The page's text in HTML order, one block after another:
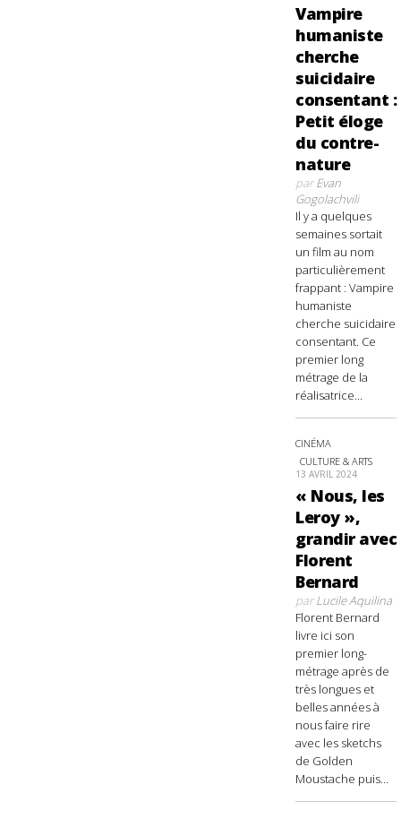
Vampire
humaniste
cherche
suicidaire
consentant :
Petit éloge
du contre-
nature
parEvan
Gogolachvili
Il y a quelques
semaines sortait
un film au nom
particulièrement
frappant : Vampire
humaniste
cherche suicidaire
consentant. Ce
premier long
métrage de la
réalisatrice...
CINÉMA
CULTURE & ARTS
13 AVRIL 2024
« Nous, les
Leroy »,
grandir avec
Florent
Bernard
parLucile Aquilina
Florent Bernard
livre ici son
premier long-
métrage après de
très longues et
belles années à
nous faire rire
avec les sketchs
de Golden
Moustache puis...